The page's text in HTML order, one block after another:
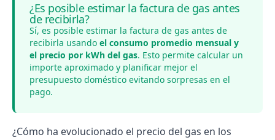
¿Es posible estimar la factura de gas antes
de recibirla?
Sí, es posible estimar la factura de gas antes de
recibirla usando el consumo promedio mensual y
el precio por kWh del gas. Esto permite calcular un
importe aproximado y planificar mejor el
presupuesto doméstico evitando sorpresas en el
pago.
¿Cómo ha evolucionado el precio del gas en los